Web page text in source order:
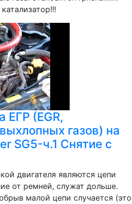
ЕГР (EGR,
газов) на
SG5-ч.1 Снятие с
двигателя являются цепи
от ремней, служат дольше.
малой цепи случается (это